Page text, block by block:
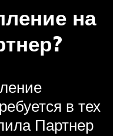
на
в тех
Партнер